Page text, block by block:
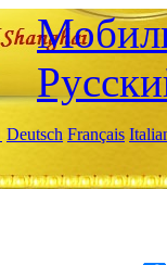
Deutsch Français